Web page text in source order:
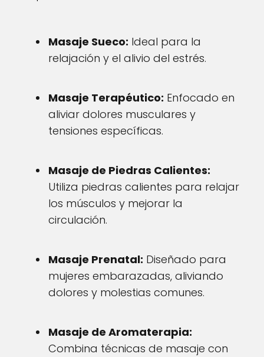
Masaje Sueco: Ideal para la
relajación y el alivio del estrés.
Masaje Terapéutico: Enfocado en
aliviar dolores musculares y
tensiones específicas.
Masaje de Piedras Calientes:
Utiliza piedras calientes para relajar
los músculos y mejorar la
circulación.
Masaje Prenatal: Diseñado para
mujeres embarazadas, aliviando
dolores y molestias comunes.
Masaje de Aromaterapia:
Combina técnicas de masaje con